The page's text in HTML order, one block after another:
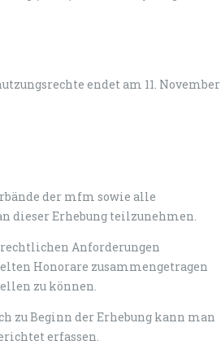
endet am 11. November
der mfm sowie alle
dieser Erhebung teilzunehmen.
Anforderungen
Honorare zusammengetragen
zu können.
zu Beginn der Erhebung kann man
erfassen.